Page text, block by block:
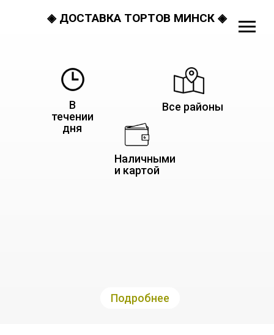
◈ ДОСТАВКА ТОРТОВ МИНСК ◈
В
течении
дня
Все районы
Наличными
и картой
Подробнее